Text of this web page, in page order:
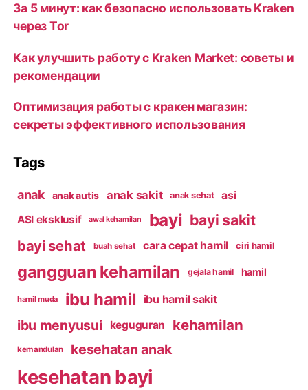
За 5 минут: как безопасно использовать Kraken
через Tor
Как улучшить работу с Kraken Market: советы и
рекомендации
Оптимизация работы с кракен магазин:
секреты эффективного использования
Tags
anak anak autis anak sakit anak sehat
asi
ASI eksklusif
awal kehamilan bayi bayi sakit
bayi sehat buah sehat cara cepat hamil ciri hamil
gangguan kehamilan gejala hamil hamil
hamil muda ibu hamil ibu hamil sakit
ibu menyusui keguguran kehamilan
kemandulan kesehatan anak
kesehatan bayi